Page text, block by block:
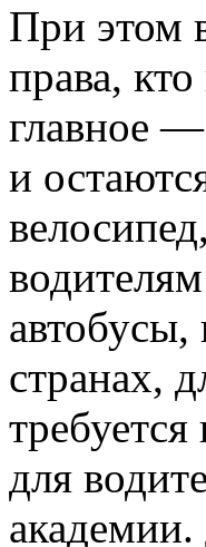
При этом
права,
главное —
и
странах,
для